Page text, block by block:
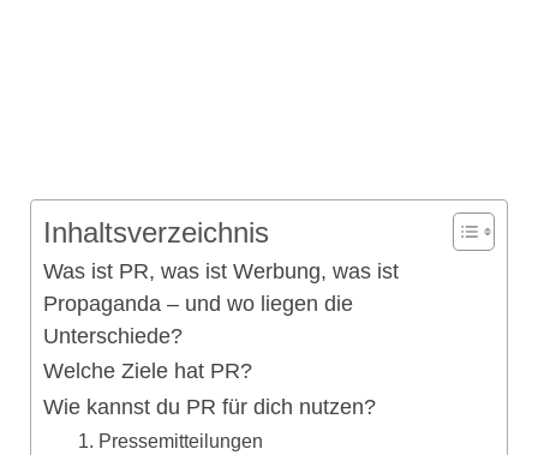
Inhaltsverzeichnis
Was ist PR, was ist Werbung, was ist
Propaganda – und wo liegen die
Unterschiede?
Welche Ziele hat PR?
Wie kannst du PR für dich nutzen?
1. Pressemitteilungen